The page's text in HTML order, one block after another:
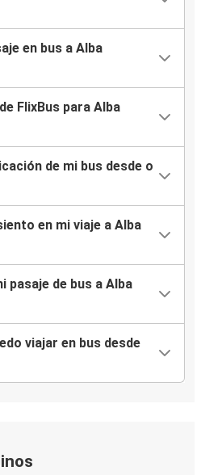
en bus a Alba
FlixBus para Alba
de mi bus desde o
en mi viaje a Alba
pasaje de bus a Alba
viajar en bus desde